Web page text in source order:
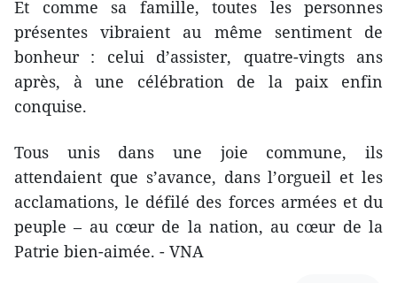
Et comme sa famille, toutes les personnes
présentes vibraient au même sentiment de
bonheur : celui d’assister, quatre-vingts ans
après, à une célébration de la paix enfin
conquise.
Tous unis dans une joie commune, ils
attendaient que s’avance, dans l’orgueil et les
acclamations, le défilé des forces armées et du
peuple – au cœur de la nation, au cœur de la
Patrie bien-aimée. - VNA